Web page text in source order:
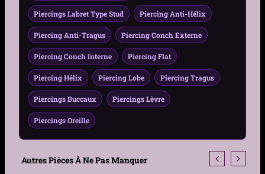
Motif Cœur
Hauteur du cœur 3,3 mm
Largeur du cœur 3,9 mm
Matière Titane ASTM-F136
Couleur
Finition Poli miroir
Piercings Labret Type Stud Piercing Anti-Hélix
Piercing Anti-Tragus Piercing Conch Externe
Piercing Conch Interne Piercing Flat
Piercing Hélix Piercing Lobe Piercing Tragus
Piercings Buccaux Piercings Lèvre
Piercings Oreille
Autres Pièces À Ne Pas Manquer